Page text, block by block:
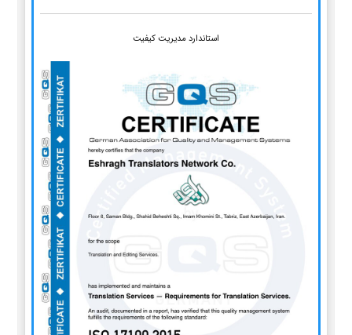
استاندارد مدیریت کیفیت